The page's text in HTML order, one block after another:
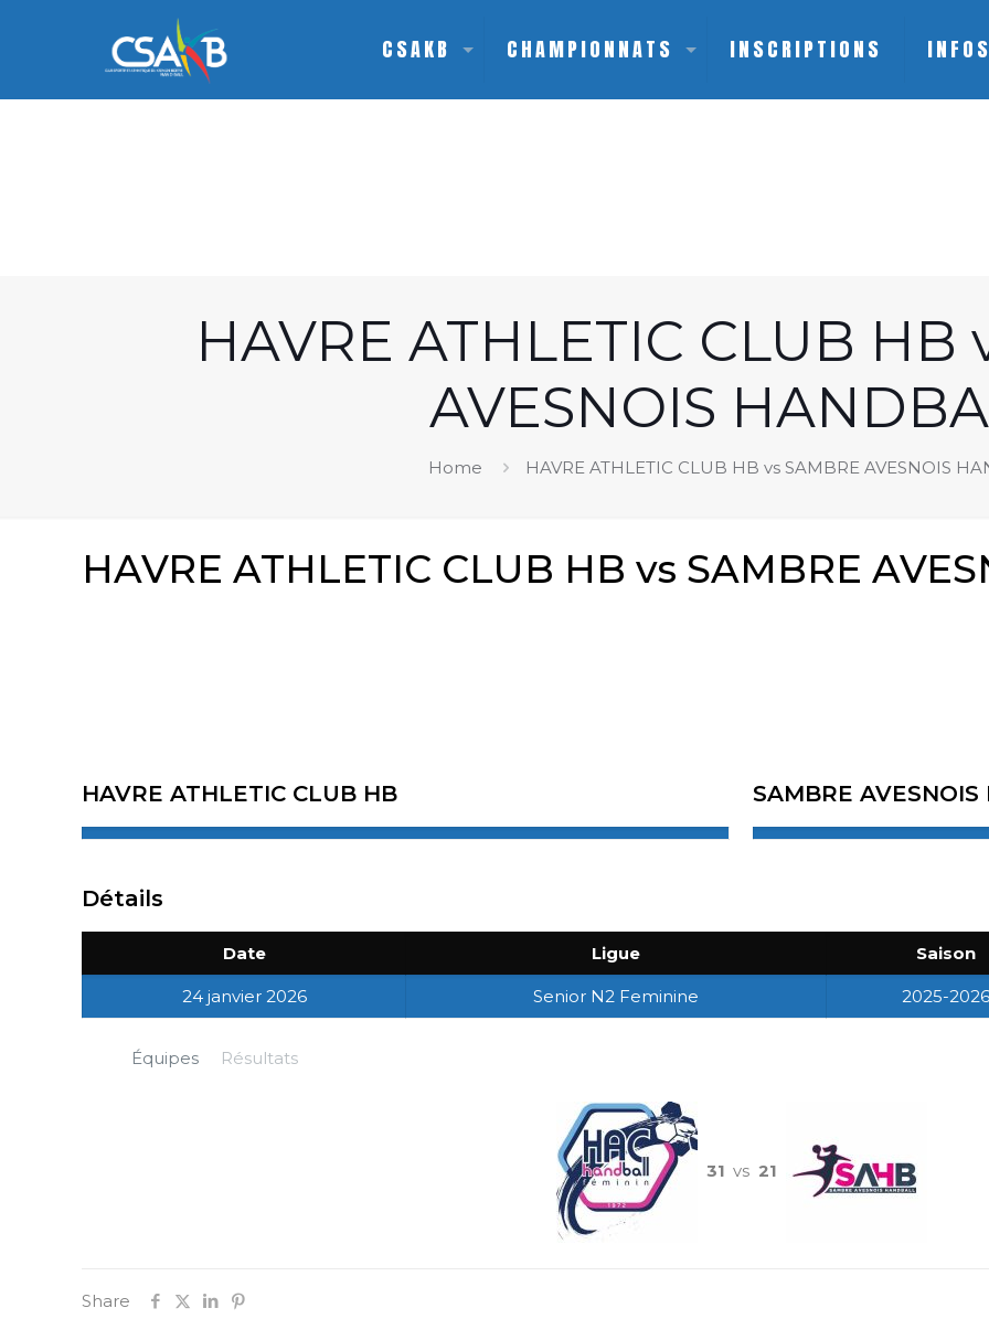
CSAKB CHAMPIONNATS INSCRIPTIONS
HAVRE ATHLETIC CLUB HB
AVESNOIS
Home HAVRE ATHLETIC CLUB HB vs SAMBRE AVESNOIS
HAVRE ATHLETIC CLUB HB vs SAMBRE
HAVRE ATHLETIC CLUB HB SAMBRE
Détails
Date Ligue Saison
24 janvier 2026 Senior N2 Feminine 2025-2026
Équipes Résultats
31 vs 21
Share